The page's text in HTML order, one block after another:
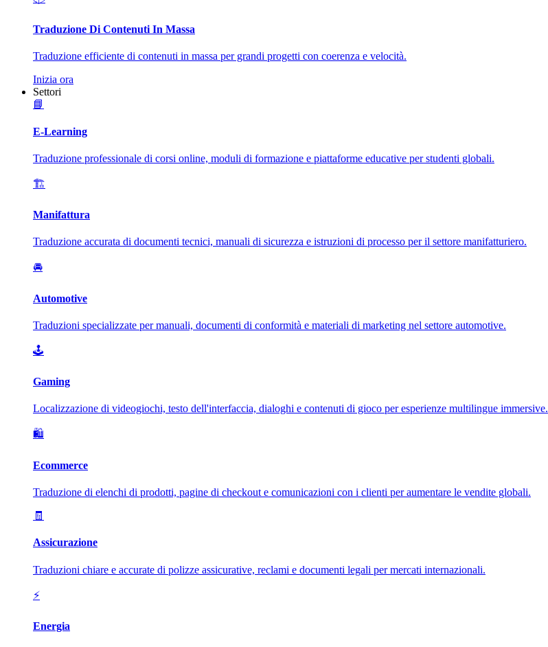
Traduzione Di Contenuti In Massa
Traduzione efficiente di contenuti in massa per grandi progetti con coerenza e velocità.
Inizia ora
Settori
📘
E-Learning
Traduzione professionale di corsi online, moduli di formazione e piattaforme educative per studenti globali.
🏗️
Manifattura
Traduzione accurata di documenti tecnici, manuali di sicurezza e istruzioni di processo per il settore manifatturiero.
🚘
Automotive
Traduzioni specializzate per manuali, documenti di conformità e materiali di marketing nel settore automotive.
🕹️
Gaming
Localizzazione di videogiochi, testo dell'interfaccia, dialoghi e contenuti di gioco per esperienze multilingue immersive.
🛍️
Ecommerce
Traduzione di elenchi di prodotti, pagine di checkout e comunicazioni con i clienti per aumentare le vendite globali.
🧾
Assicurazione
Traduzioni chiare e accurate di polizze assicurative, reclami e documenti legali per mercati internazionali.
⚡
Energia